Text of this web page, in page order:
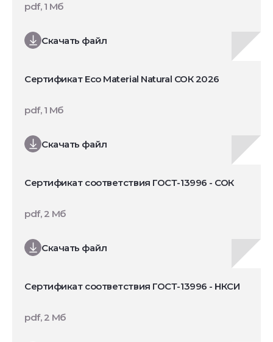
Скачать файл
pdf, 1 Мб
Сертификат Eco Material Natural СОК 2026
Скачать файл
pdf, 1 Мб
Сертификат соответствия ГОСТ-13996 - СОК
Скачать файл
pdf, 2 Мб
Сертификат соответствия ГОСТ-13996 - НКСИ
pdf, 2 Мб